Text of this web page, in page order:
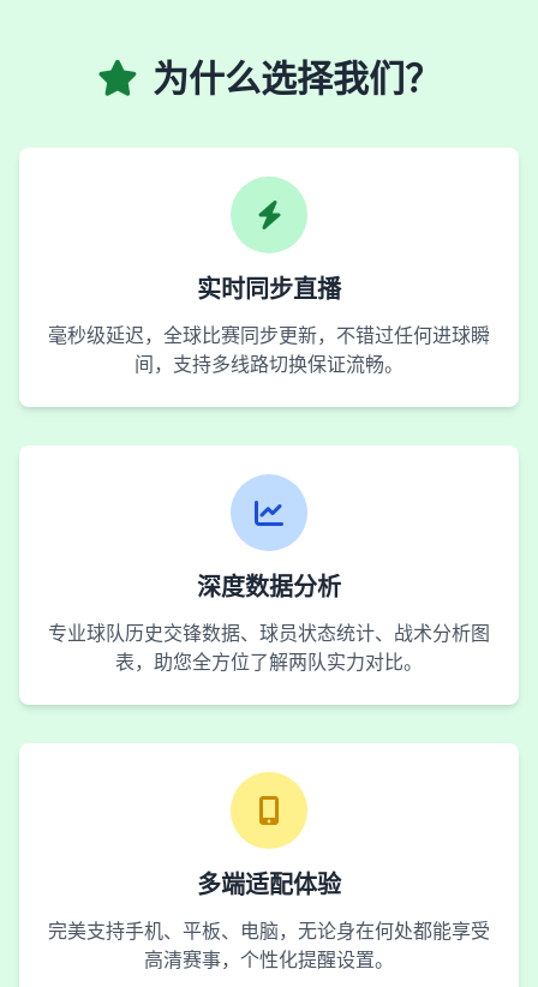
为什么选择我们？
实时同步直播
毫秒级延迟，全球比赛同步更新，不错过任何进球瞬
间，支持多线路切换保证流畅。
深度数据分析
专业球队历史交锋数据、球员状态统计、战术分析图
表，助您全方位了解两队实力对比。
多端适配体验
完美支持手机、平板、电脑，无论身在何处都能享受
高清赛事，个性化提醒设置。